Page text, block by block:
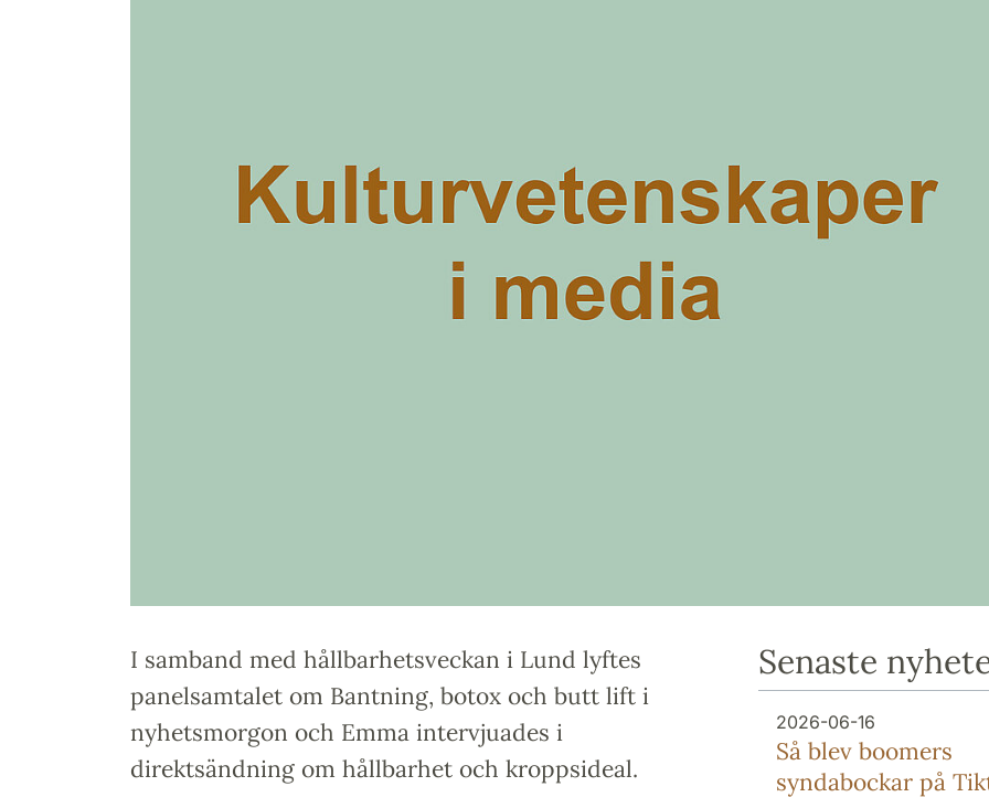
I samband med hållbarhetsveckan i Lund lyftes
panelsamtalet om Bantning, botox och butt lift i
nyhetsmorgon och Emma intervjuades i
direktsändning om hållbarhet och kroppsideal.
Senaste
2026-06-16
Så blev boomers
syndabockar på